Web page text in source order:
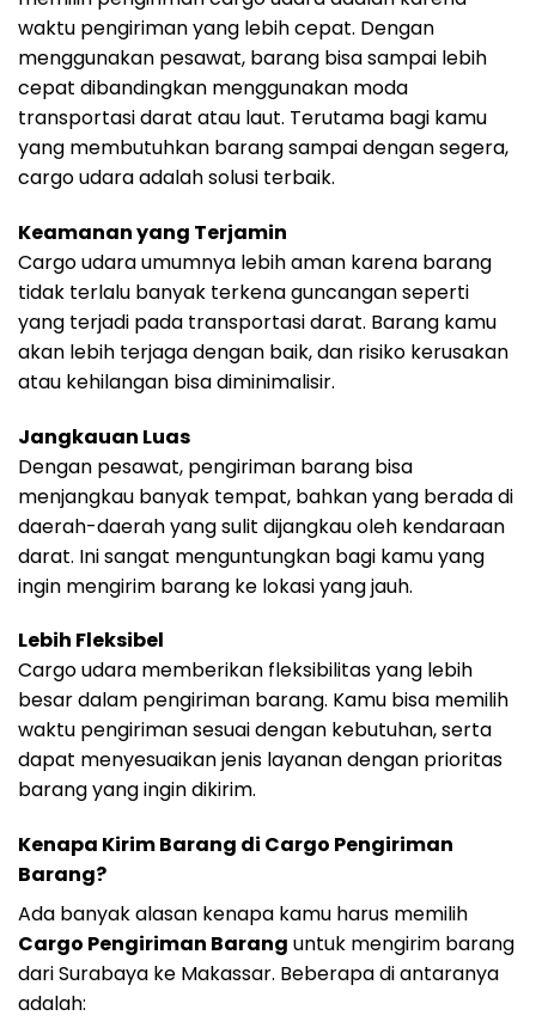
waktu pengiriman yang lebih cepat. Dengan
menggunakan pesawat, barang bisa sampai lebih
cepat dibandingkan menggunakan moda
transportasi darat atau laut. Terutama bagi kamu
yang membutuhkan barang sampai dengan segera,
cargo udara adalah solusi terbaik.
Keamanan yang Terjamin
Cargo udara umumnya lebih aman karena barang
tidak terlalu banyak terkena guncangan seperti
yang terjadi pada transportasi darat. Barang kamu
akan lebih terjaga dengan baik, dan risiko kerusakan
atau kehilangan bisa diminimalisir.
Jangkauan Luas
Dengan pesawat, pengiriman barang bisa
menjangkau banyak tempat, bahkan yang berada di
daerah-daerah yang sulit dijangkau oleh kendaraan
darat. Ini sangat menguntungkan bagi kamu yang
ingin mengirim barang ke lokasi yang jauh.
Lebih Fleksibel
Cargo udara memberikan fleksibilitas yang lebih
besar dalam pengiriman barang. Kamu bisa memilih
waktu pengiriman sesuai dengan kebutuhan, serta
dapat menyesuaikan jenis layanan dengan prioritas
barang yang ingin dikirim.
Kenapa Kirim Barang di Cargo Pengiriman
Barang?
Ada banyak alasan kenapa kamu harus memilih
Cargo Pengiriman Barang untuk mengirim barang
dari Surabaya ke Makassar. Beberapa di antaranya
adalah: